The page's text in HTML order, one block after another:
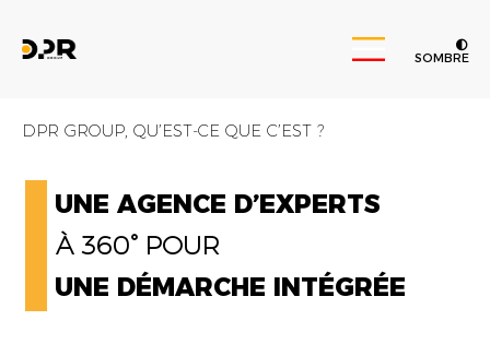
SOMBRE
DPR GROUP, QU’EST-CE QUE C’EST ?
UNE AGENCE D’EXPERTS
À 360° POUR
UNE DÉMARCHE INTÉGRÉE